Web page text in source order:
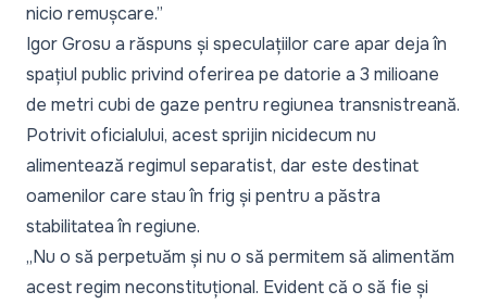
nicio remușcare.”
Igor Grosu a răspuns și speculațiilor care apar deja în
spațiul public privind oferirea pe datorie a 3 milioane
de metri cubi de gaze pentru regiunea transnistreană.
Potrivit oficialului, acest sprijin nicidecum nu
alimentează regimul separatist, dar este destinat
oamenilor care stau în frig și pentru a păstra
stabilitatea în regiune.
„Nu o să perpetuăm și nu o să permitem să alimentăm
acest regim neconstituțional. Evident că o să fie și